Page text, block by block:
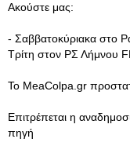
Ακούστε μας:
- Σαββατοκύριακα στο
Τρίτη στον ΡΣ Λήμνου
Το MeaColpa.gr
Eπιτρέπεται η
πηγή